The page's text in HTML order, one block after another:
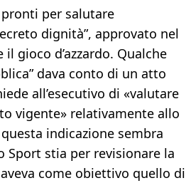
per salutare
dignità”, approvato nel
gioco d’azzardo. Qualche
dava conto di un atto
all’esecutivo di «valutare
vigente» relativamente allo
indicazione sembra
Sport stia per revisionare la
come obiettivo quello di